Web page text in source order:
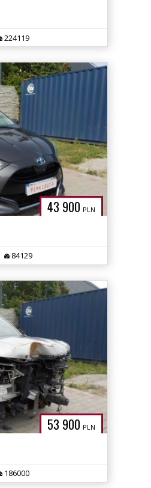
224119
43 900 PLN
84129
53 900 PLN
186000